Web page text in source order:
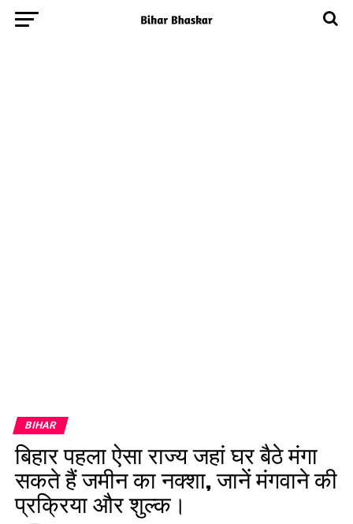
BIHAR
बिहार पहला ऐसा राज्य जहां घर बैठे मंगा
सकते हैं जमीन का नक्शा, जानें मंगवाने की
प्रक्रिया और शुल्क।